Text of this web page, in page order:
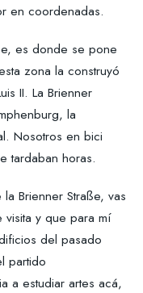
en coordenadas.
es donde se pone
zona la construyó
II. La Brienner
la
Nosotros en bici
tardaban horas.
Brienner Straße, vas
y que para mí
del pasado
partido
a estudiar artes acá,